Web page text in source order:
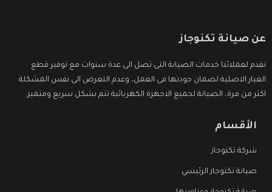
عن صيانة تكنوجاز
نقدم لعملائنا خدمات الصيانة التى تصل الى عدة سنوات مع توفير قطع
الغيار الاصلية لضمان جودتها فى العمل، وعدم التعرض الى نفس المشكلة
اكثر من مرة، الصيانة لجميع الاجهزة الكهربائية تتم بشكل سريع ومتميز.
الأقسام
شركة تكنوجاز
صيانة تكنوجاز الرئيسي